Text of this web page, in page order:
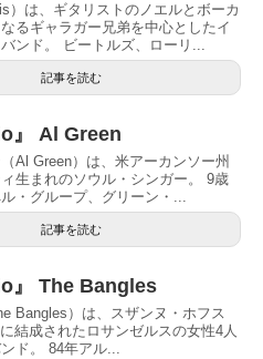
）は、ギタリストのノエルとボーカ
るギャラガー兄弟を中心としたイ
ンド。 ビートルズ、ローリ...
記事を読む
』 Al Green
Al Green）は、米アーカンソー州
生まれのソウル・シンガー。 9歳
・グループ、グリーン・...
記事を読む
』 The Bangles
Bangles）は、スザンヌ・ホフス
に結成されたロサンゼルスの女性4人
ド。 84年アル...